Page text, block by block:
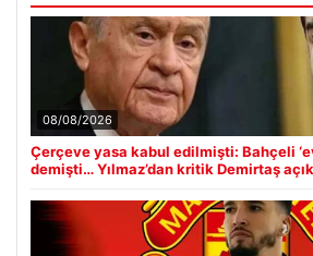
08/08/2026
Çerçeve yasa kabul edilmişti: Bahçeli
demişti… Yılmaz’dan kritik Demirtaş